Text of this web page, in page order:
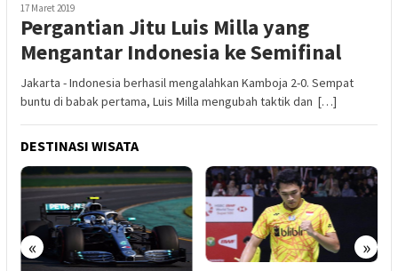
17 Maret 2019
Pergantian Jitu Luis Milla yang
Mengantar Indonesia ke Semifinal
Jakarta - Indonesia berhasil mengalahkan Kamboja 2-0. Sempat
buntu di babak pertama, Luis Milla mengubah taktik dan […]
DESTINASI WISATA
« »